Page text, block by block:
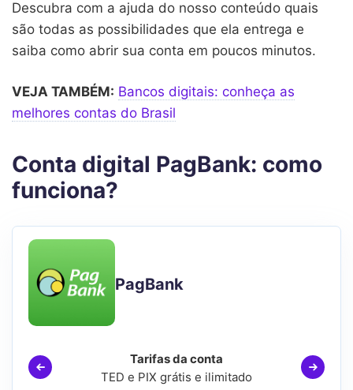
Descubra com a ajuda do nosso conteúdo quais
são todas as possibilidades que ela entrega e
saiba como abrir sua conta em poucos minutos.
VEJA TAMBÉM: Bancos digitais: conheça as
melhores contas do Brasil
Conta digital PagBank: como
funciona?
PagBank
Tarifas da conta
TED e PIX grátis e ilimitado